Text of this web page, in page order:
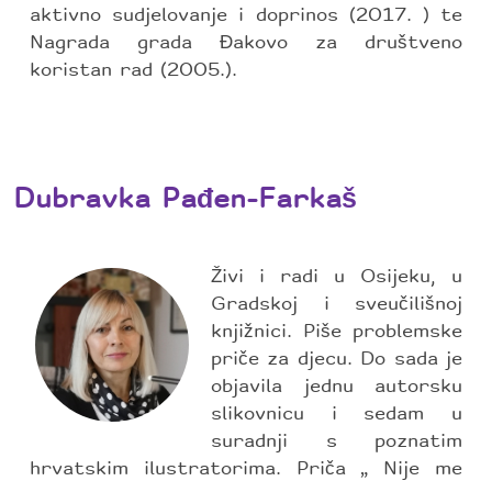
aktivno sudjelovanje i doprinos (2017. ) te
Nagrada grada Đakovo za društveno
koristan rad (2005.).
Dubravka Pađen-Farkaš
Živi i radi u Osijeku, u
Gradskoj i sveučilišnoj
knjižnici. Piše problemske
priče za djecu. Do sada je
objavila jednu autorsku
slikovnicu i sedam u
suradnji s poznatim
hrvatskim ilustratorima. Priča „ Nije me